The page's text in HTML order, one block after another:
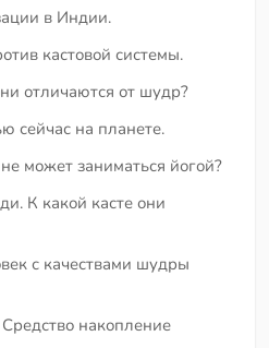
в Индии.
кастовой системы.
отличаются от шудр?
сейчас на планете.
может заниматься йогой?
К какой касте они
с качествами шудры
накопление